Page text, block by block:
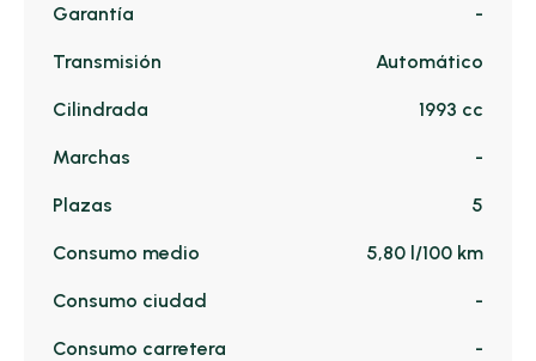
Garantía -
Transmisión Automático
Cilindrada 1993 cc
Marchas -
Plazas 5
Consumo medio 5,80 l/100 km
Consumo ciudad -
Consumo carretera -